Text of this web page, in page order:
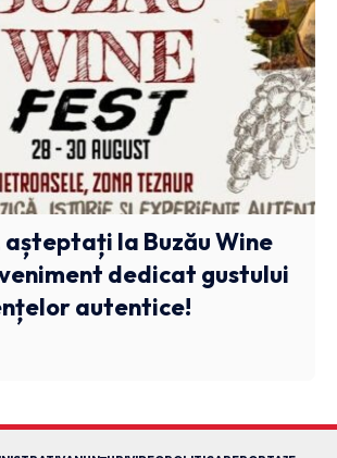
așteptați la Buzău Wine
dedicat gustului
autentice!